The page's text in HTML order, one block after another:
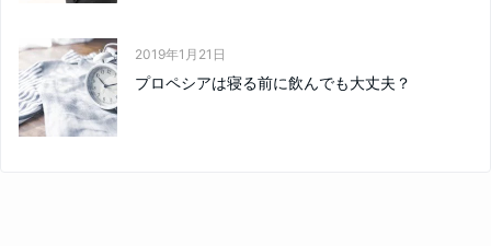
2019年1月21日
プロペシアは寝る前に飲んでも大丈夫？